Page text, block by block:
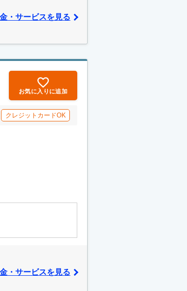
・サービスを見る
お気に入りに追加
クレジットカードOK
・サービスを見る